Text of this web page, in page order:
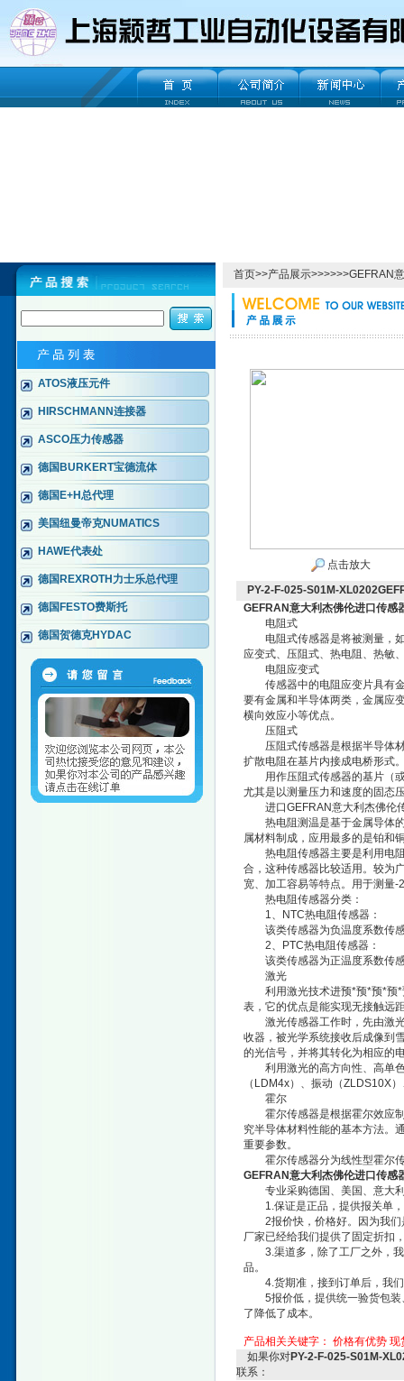
ATOS液压元件
HIRSCHMANN连接器
ASCO压力传感器
德国BURKERT宝德流体
德国E+H总代理
美国纽曼帝克NUMATICS
HAWE代表处
德国REXROTH力士乐总代理
德国FESTO费斯托
德国贺德克HYDAC
首页>>产品展示>>>>>>GEFRAN
点击放大
PY-2-F-025-S01M-
GEFRAN意大利杰佛伦进口传感
电阻式
电阻式传感器是将被测量，如
应变式、压阻式、热电阻、热敏
电阻应变式
传感器中的电阻应变片具有金
要有金属和半导体两类，金属应
横向效应小等优点。
压阻式
压阻式传感器是根据半导体材
扩散电阻在基片内接成电桥形式
用作压阻式传感器的基片（或
尤其是以测量压力和速度的固态
进口GEFRAN意大利杰佛伦
热电阻测温是基于金属导体的
属材料制成，应用最多的是铂和
热电阻传感器主要是利用电阻
合，这种传感器比较适用。较为
宽、加工容易等特点。用于测
热电阻传感器分类：
1、NTC热电阻传感器：
该类传感器为负温度系数传感
2、PTC热电阻传感器：
该类传感器为正温度系数传感
激光
利用激光技术进预*预*预*预*
表，它的优点是能实现无接触远
激光传感器工作时，先由激光
收器，被光学系统接收后成像到
的光信号，并将其转化为相应的
利用激光的高方向性、高单色
（LDM4x）、振动（ZLDS10X
霍尔
霍尔传感器是根据霍尔效应制
究半导体材料性能的基本方法。
重要参数。
霍尔传感器分为线性型霍尔传
GEFRAN意大利杰佛伦进口传感
专业采购德国、美国、意大利
1.保证是正品，提供报关单，
2报价快，价格好。因为我们
厂家已经给我们提供了固定折扣
3.渠道多，除了工厂之外，我
品。
4.货期准，接到订单后，我们
5报价低，提供统一验货包装
了降低了成本。
产品相关关键字： 价格有优势 现
如果你对PY-2-F-025-S01M-
联系：